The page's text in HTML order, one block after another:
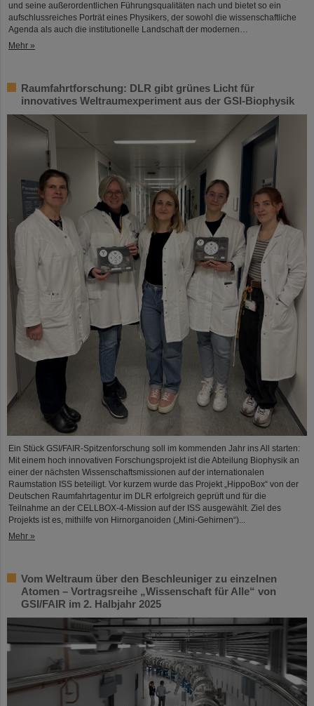
und seine außerordentlichen Führungsqualitäten nach und bietet so ein
aufschlussreiches Porträt eines Physikers, der sowohl die wissenschaftliche
Agenda als auch die institutionelle Landschaft der modernen…
Mehr »
Raumfahrtforschung: DLR gibt grünes Licht für
innovatives Weltraumexperiment aus der GSI-Biophysik
Ein Stück GSI/FAIR-Spitzenforschung soll im kommenden Jahr ins All starten:
Mit einem hoch innovativen Forschungsprojekt ist die Abteilung Biophysik an
einer der nächsten Wissenschaftsmissionen auf der internationalen
Raumstation ISS beteiligt. Vor kurzem wurde das Projekt „HippoBox“ von der
Deutschen Raumfahrtagentur im DLR erfolgreich geprüft und für die
Teilnahme an der CELLBOX-4-Mission auf der ISS ausgewählt. Ziel des
Projekts ist es, mithilfe von Hirnorganoiden („Mini-Gehirnen“)...
Mehr »
Vom Weltraum über den Beschleuniger zu einzelnen
Atomen – Vortragsreihe „Wissenschaft für Alle“ von
GSI/FAIR im 2. Halbjahr 2025